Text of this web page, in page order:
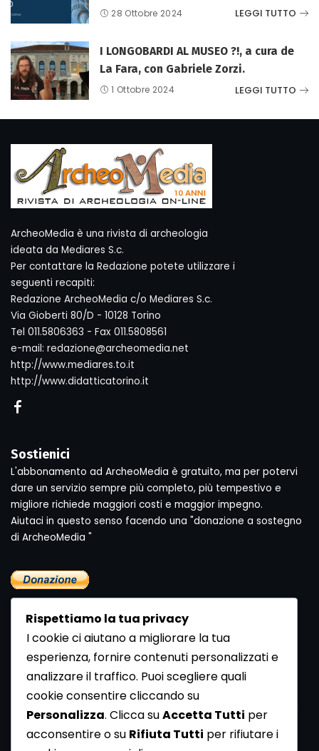
28 Ottobre 2024 LEGGI TUTTO
I LONGOBARDI AL MUSEO ?!, a cura de
La Fara, con Gabriele Zorzi.
1 Ottobre 2024 LEGGI TUTTO
ArcheoMedia è una rivista di archeologia
ideata da Mediares S.c.
Per contattare la Redazione potete utilizzare i
seguenti recapiti:
Redazione ArcheoMedia c/o Mediares S.c.
Via Gioberti 80/D - 10128 Torino
Tel 011.5806363 - Fax 011.5808561
e-mail: redazione@archeomedia.net
http://www.mediares.to.it
http://www.didatticatorino.it
Sostienici
L'abbonamento ad ArcheoMedia è gratuito, ma per potervi
dare un servizio sempre più completo, più tempestivo e
migliore richiede maggiori costi e maggior impegno.
Aiutaci in questo senso facendo una "donazione a sostegno
di ArcheoMedia "
Newsletter
Se vuoi ricevere la Rivista gratuita di archeologia realizzata
dalla Redazione di ArcheoMedia iscriviti alla nostra
Newsletter [Clicca Qui]
Rispettiamo la tua privacy
I cookie ci aiutano a migliorare la tua
esperienza, fornire contenuti personalizzati e
analizzare il traffico. Puoi scegliere quali
cookie consentire cliccando su
Personalizza. Clicca suAccetta Tutti per
acconsentire o su Rifiuta Tutti per rifiutare i